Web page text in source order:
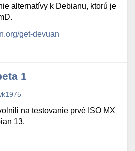
alternatívy k Debianu, ktorú je
get-devuan
1
na testovanie prvé ISO MX
13.